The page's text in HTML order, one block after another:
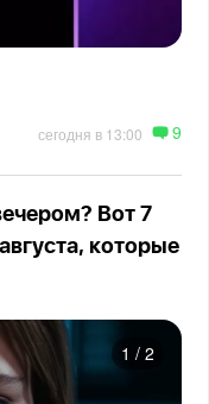
сегодня в 13:00 9
Вот 7
которые
1 / 2